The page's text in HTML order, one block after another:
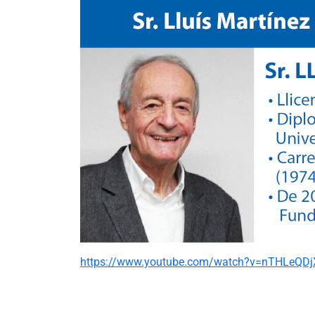
https://www.youtube.com/